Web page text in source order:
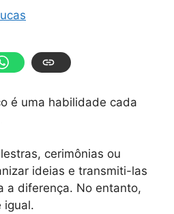
é uma habilidade cada
cerimônias ou
ideias e transmiti-las
a diferença. No entanto,
igual.